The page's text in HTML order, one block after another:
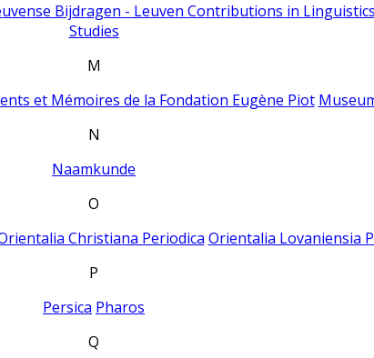
Bijdragen - Leuven Contributions in
Studies
M
et Mémoires de la Fondation Eugène Piot
N
Naamkunde
O
Christiana Periodica Orientalia Lovaniensia
P
Persica Pharos
Q